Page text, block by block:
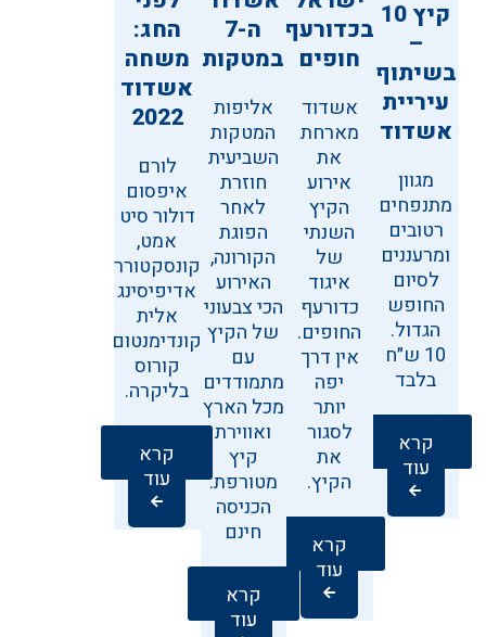
קיץ 10
–
בשיתוף
עיריית
אשדוד
מגוון
מתנפחים
רטובים
ומרעננים
לסיום
החופש
הגדול.
10 ש״ח
בלבד
קרא
עוד
בכדורעף
חופים
אשדוד
מארחת
את
אירוע
הקיץ
השנתי
של
איגוד
כדורעף
החופים.
אין דרך
יפה
יותר
לסגור
את
הקיץ.
קרא
עוד
ה-7
במטקות
אליפות
המטקות
השביעית
חוזרת
לאחר
הפוגת
הקורונה,
האירוע
הכי צבעוני
של הקיץ
עם
מתמודדים
מכל הארץ
ואווירת
קיץ
מטורפת.
הכניסה
חינם
קרא
עוד
החג:
משחה
אשדוד
2022
לורם
איפסום
דולור סיט
אמט,
קונסקטורר
אדיפיסינג
אלית
קונדימנטום
קורוס
בליקרה.
קרא
עוד